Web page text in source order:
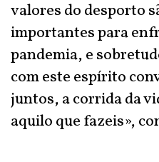
valores do desporto
importantes para
pandemia, e
com este espírito
juntos, a corrida da
aquilo que fazeis»,